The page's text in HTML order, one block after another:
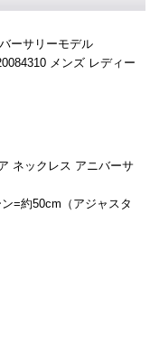
ーサリーモデル
メンズ レディー
ネックレス アニバーサ
=約50cm（アジャスタ